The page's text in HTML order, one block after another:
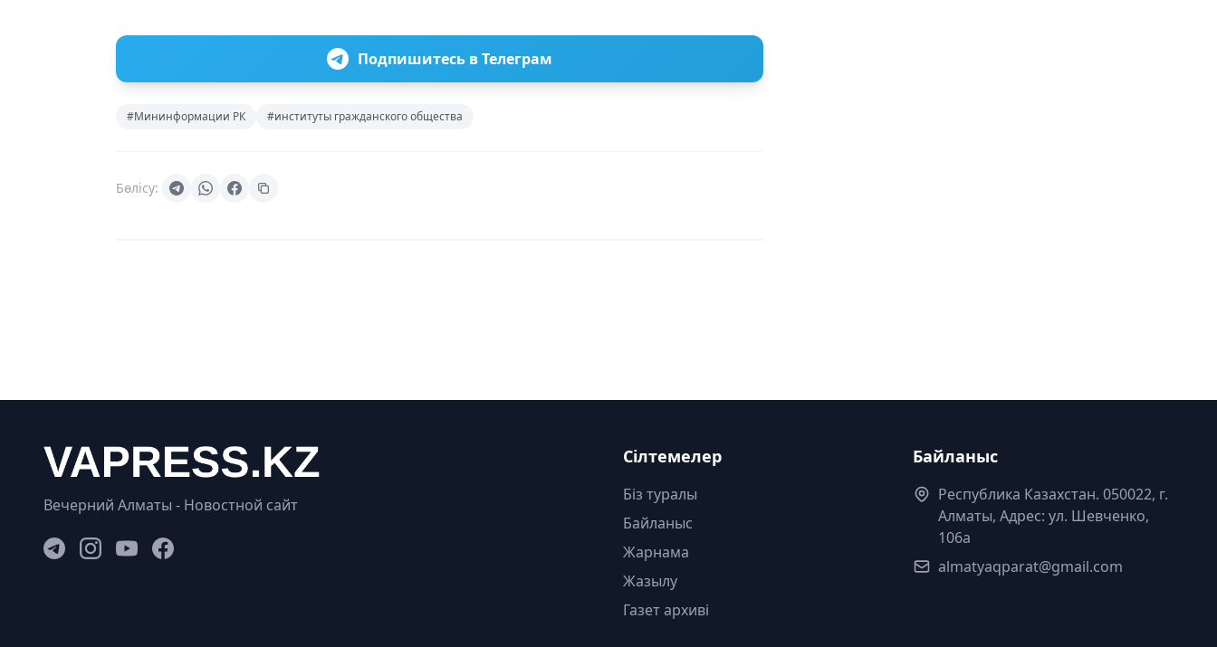
Подпишитесь в Телеграм
#Мининформации РК #институты гражданского общества
Бөлісу:
Вечерний Алматы - Новостной сайт
Сілтемелер
Біз туралы
Байланыс
Жарнама
Жазылу
Газет архиві
Байланыс
Республика Казахстан. 050022, г.
Алматы, Адрес: ул. Шевченко,
106а
almatyaqparat@gmail.com